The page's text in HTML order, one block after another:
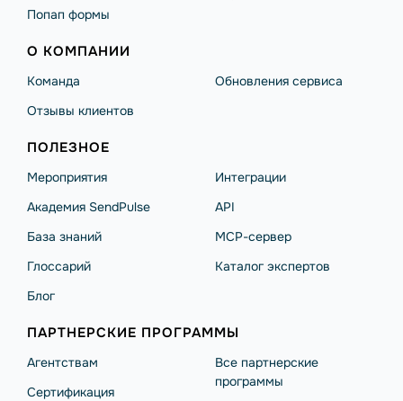
Попап формы
О КОМПАНИИ
Команда
Отзывы клиентов
Обновления сервиса
ПОЛЕЗНОЕ
Мероприятия
Академия SendPulse
База знаний
Глоссарий
Блог
Интеграции
API
MCP-сервер
Каталог экспертов
ПАРТНЕРСКИЕ ПРОГРАММЫ
Агентствам
Сертификация
Все партнерские
программы